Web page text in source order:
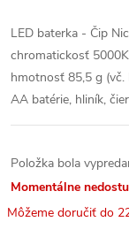
LED baterka - Čip
chromatickosť
hmotnosť 85,5 g
AA batérie, hliník,
Položka bola
Momentálne